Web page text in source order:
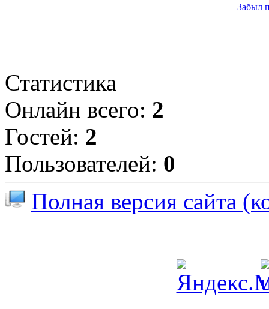
Забыл
Статистика
Онлайн всего: 2
Гостей: 2
Пользователей: 0
Полная версия сайта